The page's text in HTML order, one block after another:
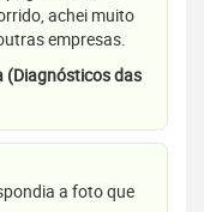
achei muito
empresas.
(Diagnósticos das
a foto que